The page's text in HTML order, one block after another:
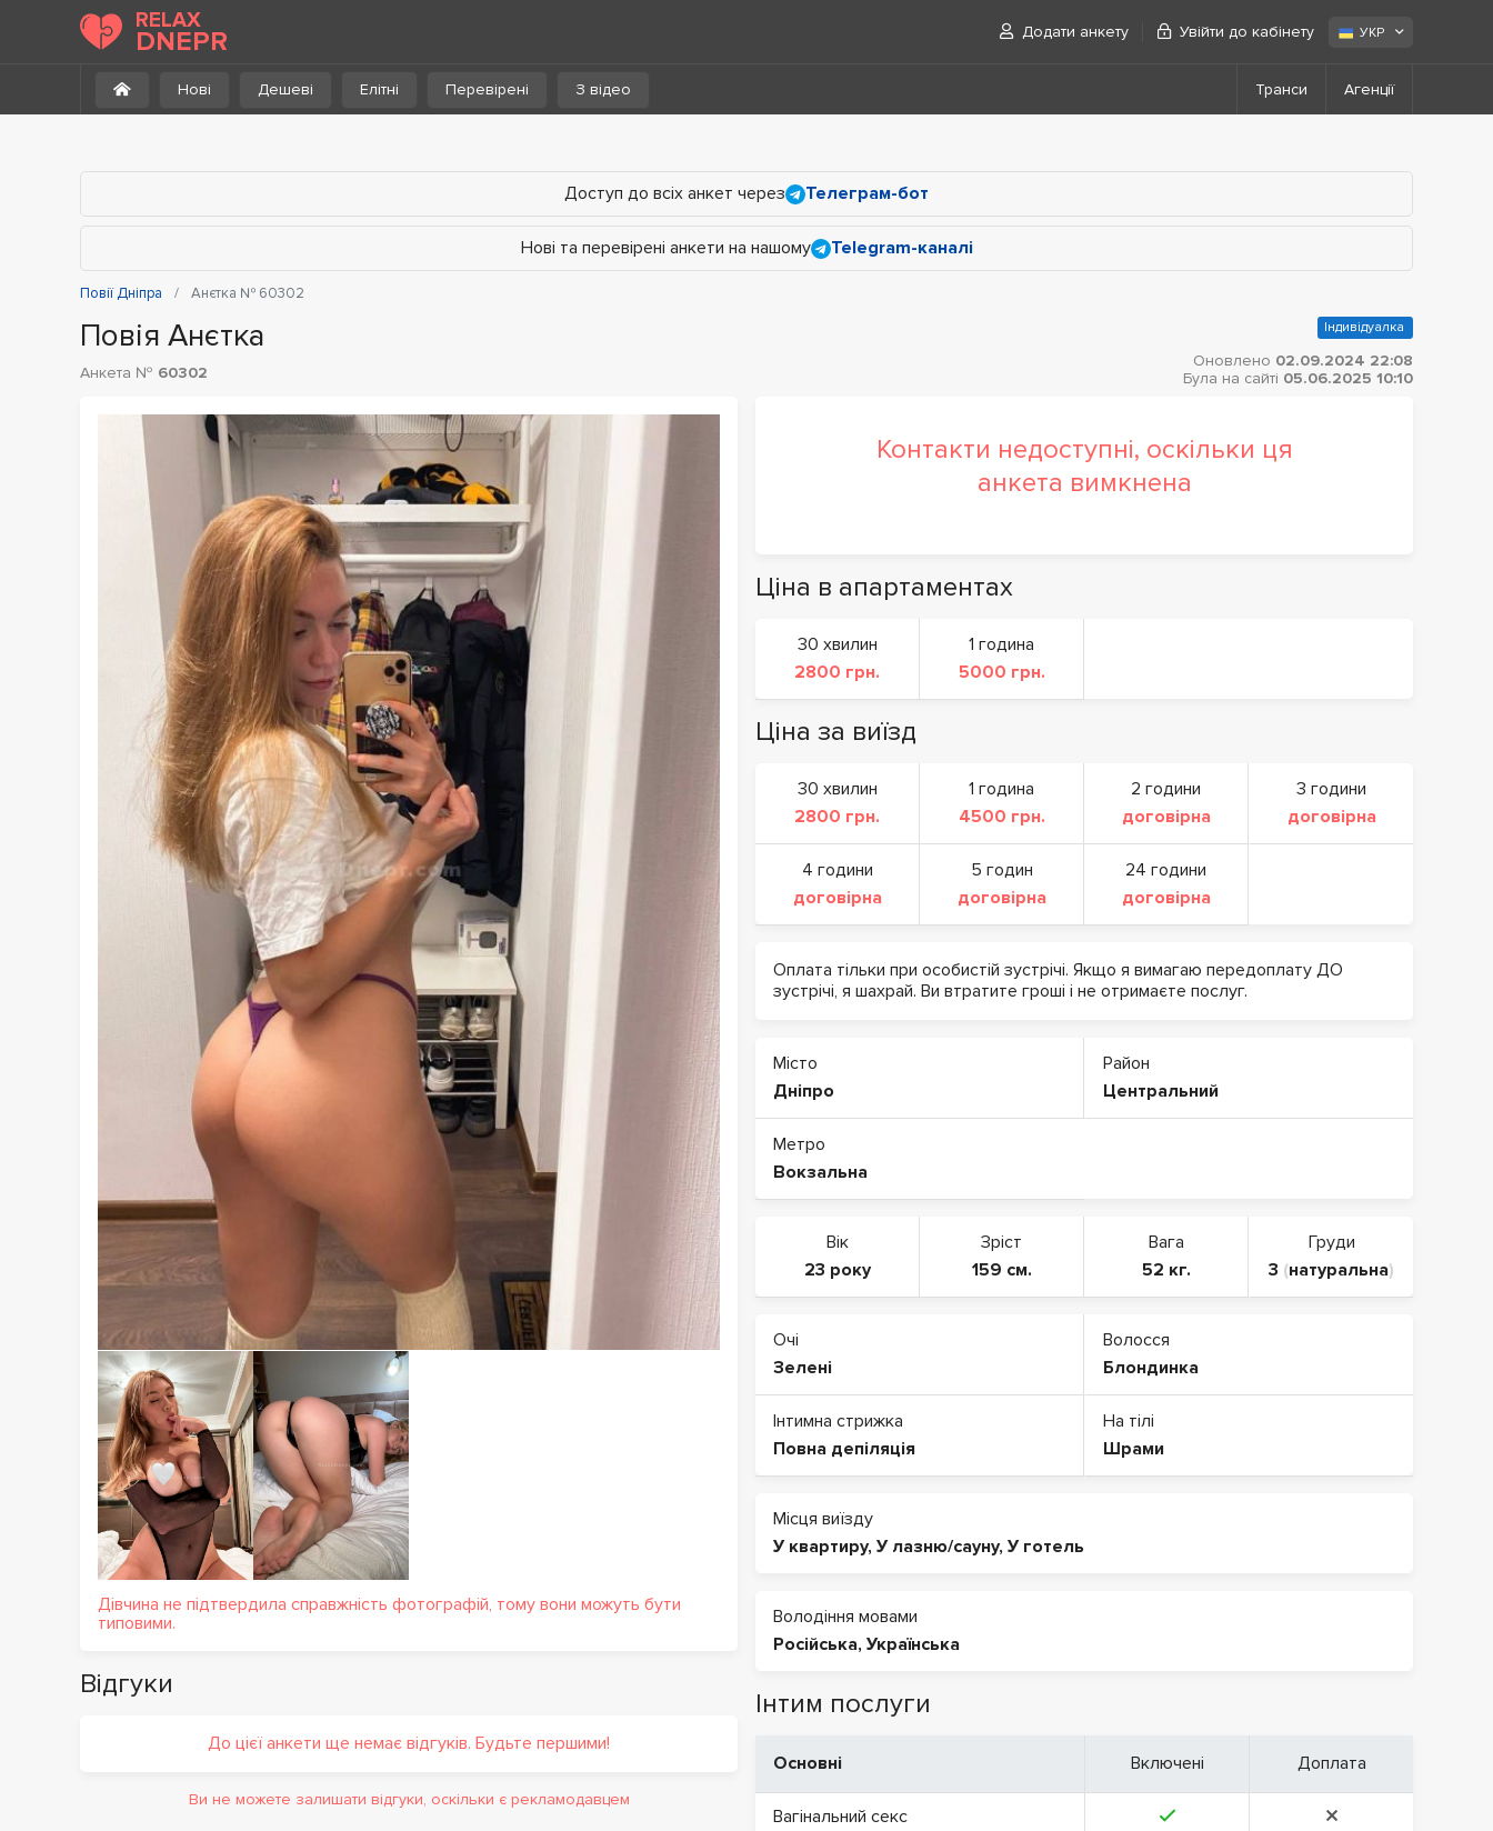
RELAX
DNEPR Додати анкету Увійти до кабінету УКР
Нові Дешеві Елітні Перевірені З відео Транси Агенції
Доступ до всіх анкет через Телеграм-бот
Нові та перевірені анкети на нашому Telegram-каналі
Повії Дніпра Анєтка № 60302
Повія Анєтка
Анкета № 60302
Індивідуалка
Оновлено 02.09.2024 22:08
Була на сайті 05.06.2025 10:10
Контакти недоступні, оскільки ця
анкета вимкнена
Дівчина не підтвердила справжність фотографій, тому вони можуть бути
типовими.
Ціна в апартаментах
30 хвилин
2800 грн.
1 година
5000 грн.
Ціна за виїзд
30 хвилин
2800 грн.
1 година
4500 грн.
2 години
договірна
3 години
договірна
4 години
договірна
5 годин
договірна
24 години
договірна
Оплата тільки при особистій зустрічі. Якщо я вимагаю передоплату ДО
зустрічі, я шахрай. Ви втратите гроші і не отримаєте послуг.
Місто
Дніпро
Район
Центральний
Метро
Вокзальна
Вік
23 року
Зріст
159 см.
Вага
52 кг.
Груди
3 (натуральна)
Очі
Зелені
Волосся
Блондинка
Інтимна стрижка
Повна депіляція
На тілі
Шрами
Місця виїзду
У квартиру, У лазню/сауну, У готель
Володіння мовами
Російська, Українська
Інтим послуги
Основні Включені Доплата
Вагінальний секс
Відгуки
До цієї анкети ще немає відгуків. Будьте першими!
Ви не можете залишати відгуки, оскільки є рекламодавцем